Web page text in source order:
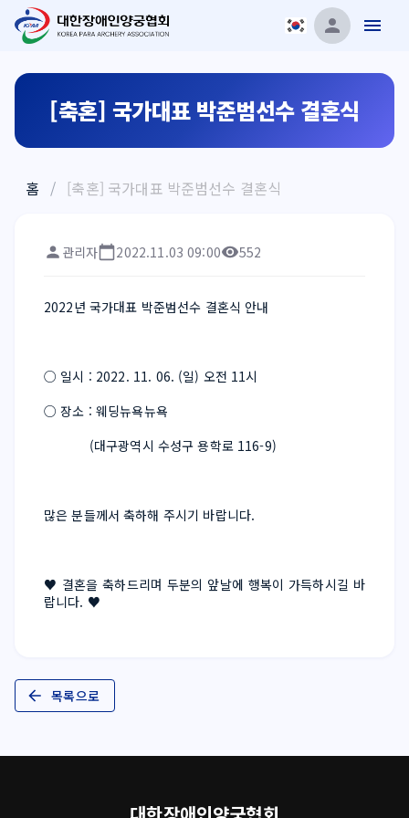
[축혼] 국가대표 박준범선수 결혼식
홈 / [축혼] 국가대표 박준범선수 결혼식
관리자 2022.11.03 09:00 552
2022년 국가대표 박준범선수 결혼식 안내
○ 일시 : 2022. 11. 06. (일) 오전 11시
○ 장소 : 웨딩뉴욕뉴욕
(대구광역시 수성구 용학로 116-9)
많은 분들께서 축하해 주시기 바랍니다.
♥ 결혼을 축하드리며 두분의 앞날에 행복이 가득하시길 바
랍니다. ♥
목록으로